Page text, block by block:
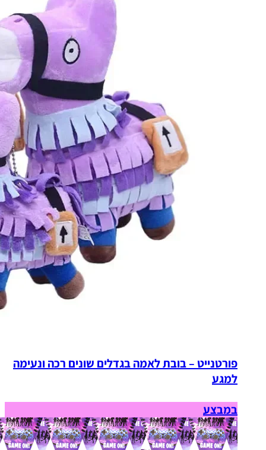
פורטנייט – בובת לאמה בגדלים שונים רכה ונעימה
למגע
במבצע